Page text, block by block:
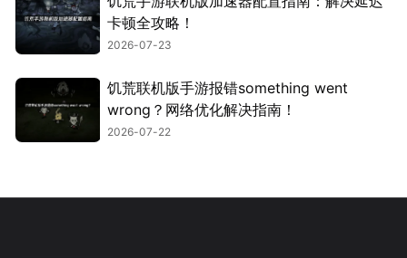
卡顿全攻略！
2026-07-23
饥荒联机版手游报错something went
wrong？网络优化解决指南！
2026-07-22